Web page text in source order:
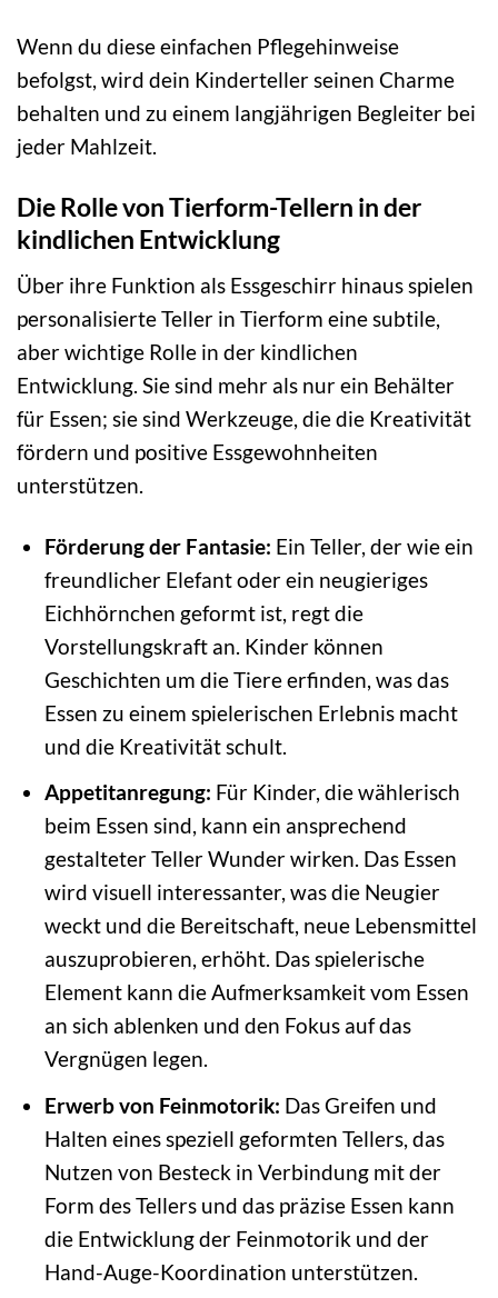
Wenn du diese einfachen Pflegehinweise
befolgst, wird dein Kinderteller seinen Charme
behalten und zu einem langjährigen Begleiter bei
jeder Mahlzeit.
Die Rolle von Tierform-Tellern in der
kindlichen Entwicklung
Über ihre Funktion als Essgeschirr hinaus spielen
personalisierte Teller in Tierform eine subtile,
aber wichtige Rolle in der kindlichen
Entwicklung. Sie sind mehr als nur ein Behälter
für Essen; sie sind Werkzeuge, die die Kreativität
fördern und positive Essgewohnheiten
unterstützen.
Förderung der Fantasie: Ein Teller, der wie ein
freundlicher Elefant oder ein neugieriges
Eichhörnchen geformt ist, regt die
Vorstellungskraft an. Kinder können
Geschichten um die Tiere erfinden, was das
Essen zu einem spielerischen Erlebnis macht
und die Kreativität schult.
Appetitanregung: Für Kinder, die wählerisch
beim Essen sind, kann ein ansprechend
gestalteter Teller Wunder wirken. Das Essen
wird visuell interessanter, was die Neugier
weckt und die Bereitschaft, neue Lebensmittel
auszuprobieren, erhöht. Das spielerische
Element kann die Aufmerksamkeit vom Essen
an sich ablenken und den Fokus auf das
Vergnügen legen.
Erwerb von Feinmotorik: Das Greifen und
Halten eines speziell geformten Tellers, das
Nutzen von Besteck in Verbindung mit der
Form des Tellers und das präzise Essen kann
die Entwicklung der Feinmotorik und der
Hand-Auge-Koordination unterstützen.